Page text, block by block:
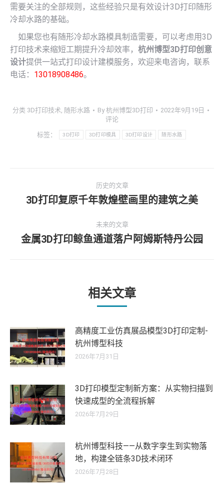
需要关注的全部规则，这些经验只是有效设计3D打印随形
冷却水路的基础。
如果您也有随形冷却水路模具制造需要，可以考虑用3D
打印技术来缩短工期提升冷却效率， 杭州博型3D打印创意
设计提供一站式打印设计建模服务，欢迎来电咨询，联系
电话： 13018908486。
分类 3D打印技术, 随形水路 By杭州博型3D打印
2022年9月19日
评论
标签： 3D打印 3D打印模具 3D打印设计 随形水路
章
航
历史的文章
历
的
文
3D打印复原千年敦煌壁画里的建筑之美
未来的文章
未
章：
金属3D打印鲸鱼通道落户阿姆斯特丹公园
相关文章
高精度工业仿真展品模型3D打印定制-
杭州博型科技
2026年7月31日
3D打印模型定制新方案：从实物扫描到
快速成型的全流程拆解
2026年7月29日
杭州博型科技——从数字孪生到实物落
地，构建全链条3D技术闭环
2026年7月28日